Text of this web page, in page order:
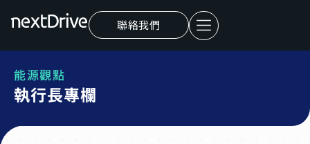
聯絡我們
能源觀點
執行長專欄